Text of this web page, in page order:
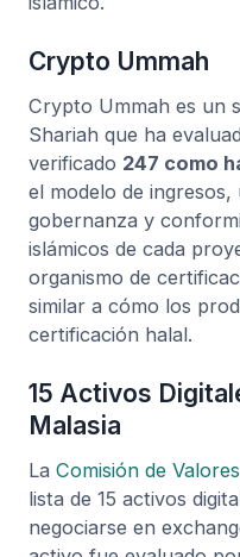
Crypto Ummah
Crypto Ummah es un
Shariah que ha
verificado 247 como
el modelo de ingresos,
gobernanza y
islámicos de cada
organismo de
similar a cómo los
certificación halal.
15 Activos
Malasia
La Comisión de
lista de 15 activos
negociarse en